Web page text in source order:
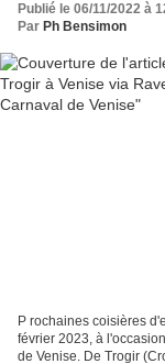
Publié le 06/11/2022 à
Par Ph Bensimon
P rochaines coisières
février 2023, à
de Venise. De Trogir